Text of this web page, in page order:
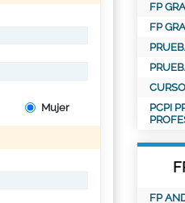
Mujer
FP
FP
PCPI
FP